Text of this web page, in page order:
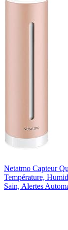
Netatmo Capteur
Température,
Sain, Alertes